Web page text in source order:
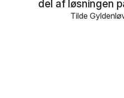
del af løsningen
Tilde